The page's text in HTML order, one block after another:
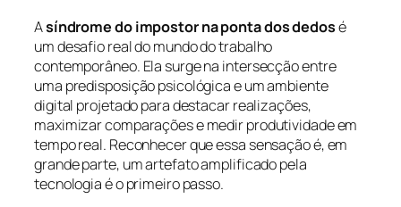
Asíndrome do impostor na ponta dos dedosé
um desafio real do mundo do trabalho
contemporâneo. Ela surge na intersecção entre
uma predisposição psicológica e um ambiente
digital projetado para destacar realizações,
maximizar comparações e medir produtividade em
tempo real. Reconhecer que essa sensação é, em
grande parte, um artefato amplificado pela
tecnologia é o primeiro passo.